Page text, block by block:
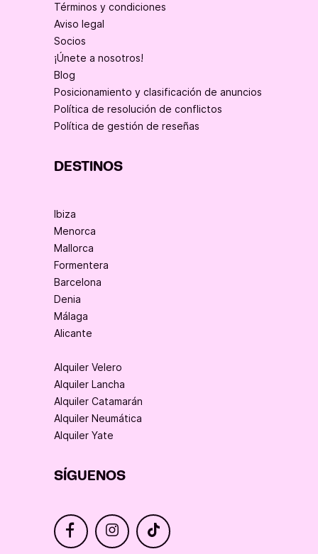
Términos y condiciones
Aviso legal
Socios
¡Únete a nosotros!
Blog
Posicionamiento y clasificación de anuncios
Política de resolución de conflictos
Política de gestión de reseñas
DESTINOS
Ibiza
Menorca
Mallorca
Formentera
Barcelona
Denia
Málaga
Alicante
Alquiler Velero
Alquiler Lancha
Alquiler Catamarán
Alquiler Neumática
Alquiler Yate
SÍGUENOS